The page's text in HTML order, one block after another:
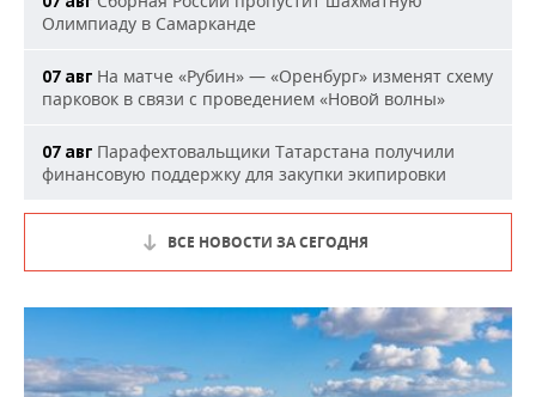
Олимпиаду в Самарканде
07 авг На матче «Рубин» — «Оренбург» изменят схему
парковок в связи с проведением «Новой волны»
07 авг Парафехтовальщики Татарстана получили
финансовую поддержку для закупки экипировки
ВСЕ НОВОСТИ ЗА СЕГОДНЯ